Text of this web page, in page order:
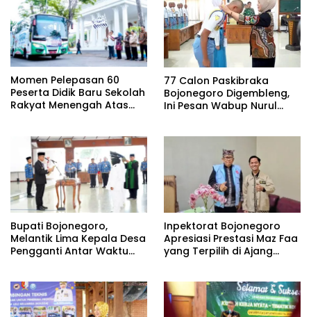
Momen Pelepasan 60
Peserta Didik Baru Sekolah
Rakyat Menengah Atas
77 Calon Paskibraka
Bojonegoro Digembleng,
Ini Pesan Wabup Nurul
Bupati Bojonegoro,
Melantik Lima Kepala Desa
Pengganti Antar Waktu
Inpektorat Bojonegoro
Apresiasi Prestasi Maz Faa
yang Terpilih di Ajang